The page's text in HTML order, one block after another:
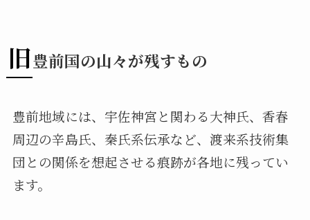
旧豊前国の山々が残すもの
豊前地域には、宇佐神宮と関わる大神氏、香春
周辺の辛島氏、秦氏系伝承など、渡来系技術集
団との関係を想起させる痕跡が各地に残ってい
ます。